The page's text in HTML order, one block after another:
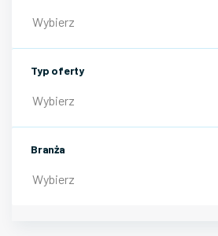
Wybierz
Typ oferty
Wybierz
Branża
Wybierz